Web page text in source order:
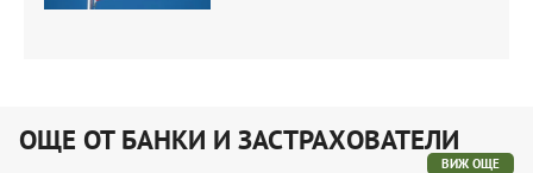
ОЩЕ ОТ БАНКИ И ЗАСТРАХОВАТЕЛИ
ВИЖ ОЩЕ